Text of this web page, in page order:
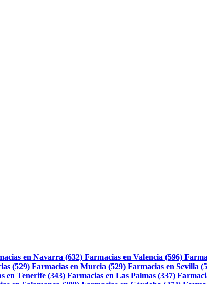
en Navarra (632) Farmacias en Valencia (596)
(529) Farmacias en Murcia (529) Farmacias en Sevilla
en Tenerife (343) Farmacias en Las Palmas (337)